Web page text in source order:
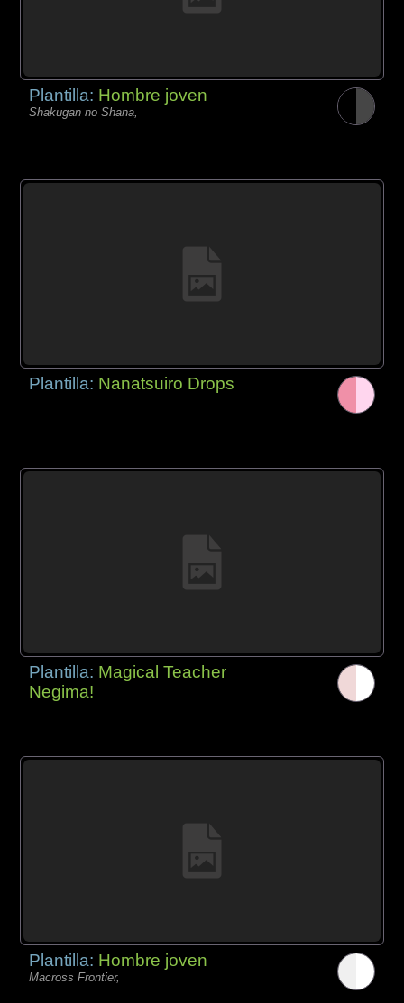
Plantilla: Hombre joven
Shakugan no Shana,
Plantilla: Nanatsuiro Drops
Plantilla: Magical Teacher
Negima!
Plantilla: Hombre joven
Macross Frontier,